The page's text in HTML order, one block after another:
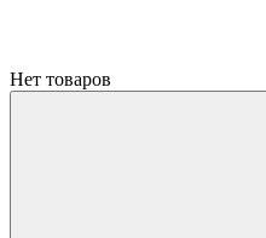
Нет товаров